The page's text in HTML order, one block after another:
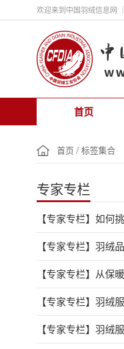
欢迎来到中国羽绒信息网
首页
首页 / 标签集合
专家专栏
【专家专栏】 如何
【专家专栏】 羽绒
【专家专栏】 从保
【专家专栏】 羽绒
【专家专栏】 羽绒